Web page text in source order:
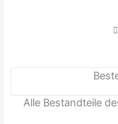
Alle Bestandteile